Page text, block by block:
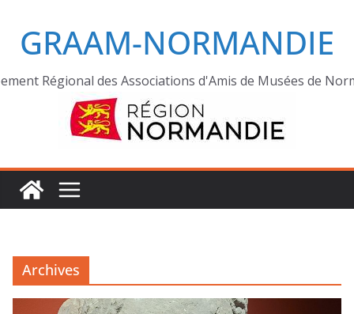
GRAAM-NORMANDIE
Régional des Associations d'Amis de Musées de
Archives